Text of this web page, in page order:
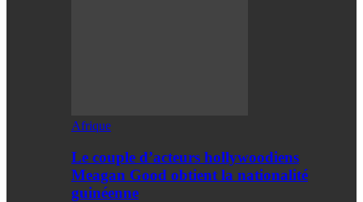
Afrique
Le couple d’acteurs hollywoodiens
Meagan Good obtient la nationalité
guinéenne